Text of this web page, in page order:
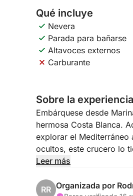
Qué incluye
Nevera
Parada para bañarse
Altavoces externos
Carburante
Sobre la experiencia
Embárquese desde
hermosa Costa Blanca.
explorar el Mediterráneo
ocultos, este crucero lo
y de la libertad de elegir
Leer más
RR Organizada por